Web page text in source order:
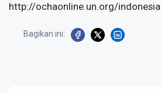
http://ochaonline.un.org/indonesia
Bagikan ini: